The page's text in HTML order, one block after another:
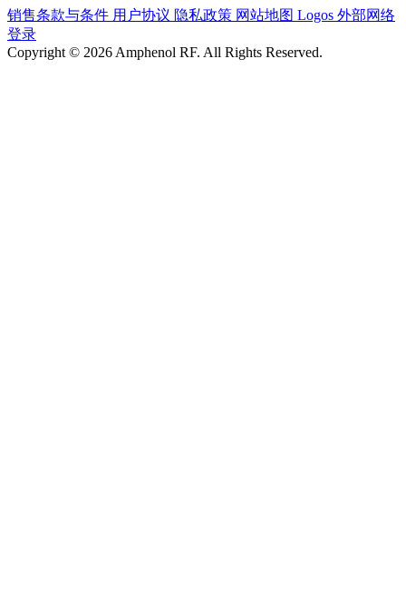
销售条款与条件 用户协议 隐私政策 网站地图 Logos 外部网络
登录
Copyright © 2026 Amphenol RF. All Rights Reserved.